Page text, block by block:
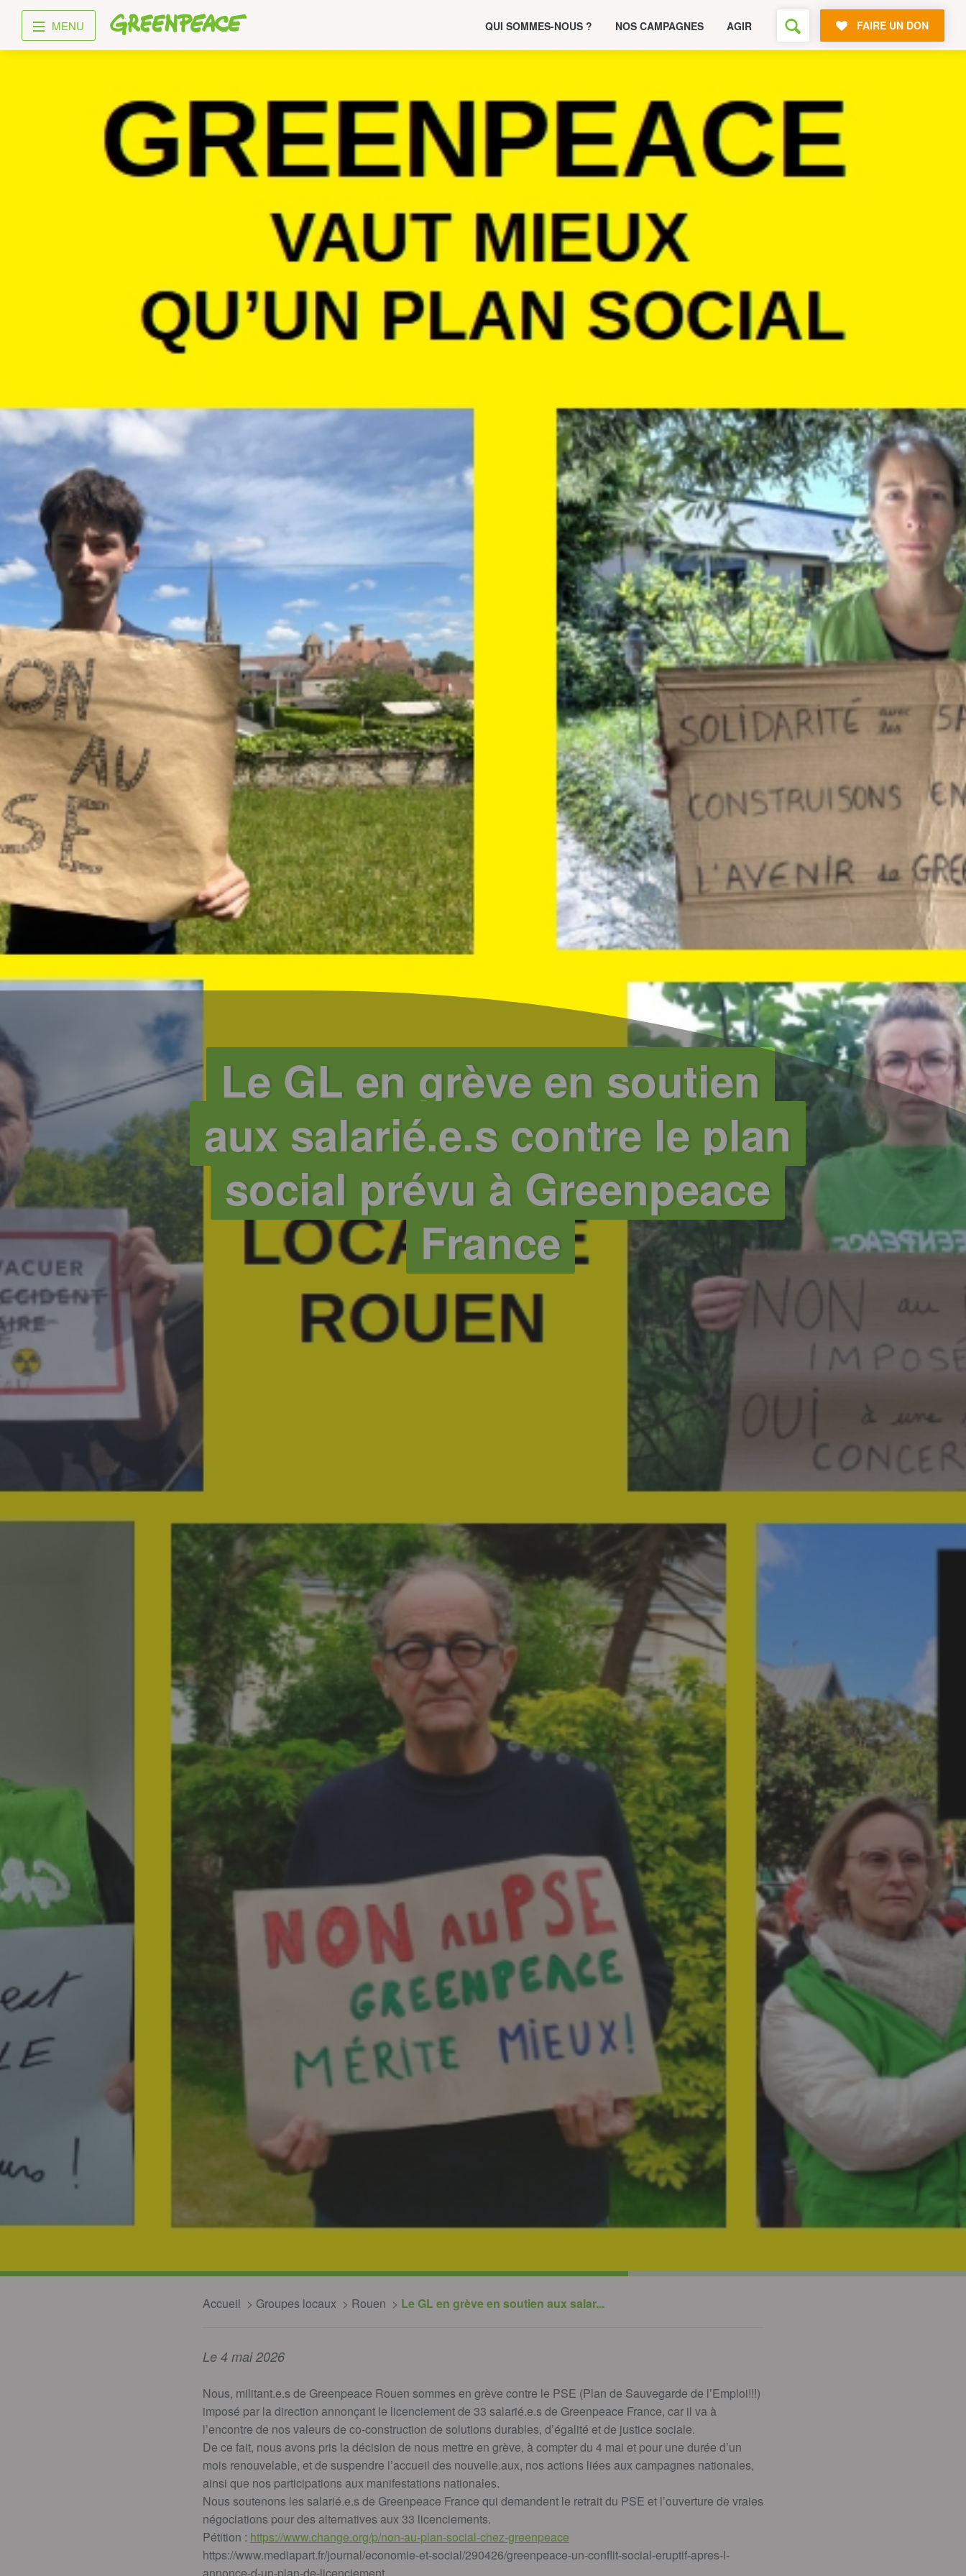
Greenpeace
MENU QUI SOMMES-NOUS ? NOS CAMPAGNES AGIR FAIRE UN DON
Le GL en grève en soutien
aux salarié.e.s contre le plan
social prévu à Greenpeace
France
Accueil Groupes locaux Rouen Le GL en grève en soutien aux salar...
Le 4 mai 2026
Nous, militant.e.s de Greenpeace Rouen sommes en grève contre le PSE (Plan de Sauvegarde de l’Emploi!!!)
imposé par la direction annonçant le licenciement de 33 salarié.e.s de Greenpeace France, car il va à
l’encontre de nos valeurs de co-construction de solutions durables, d’égalité et de justice sociale.
De ce fait, nous avons pris la décision de nous mettre en grève, à compter du 4 mai et pour une durée d’un
mois renouvelable, et de suspendre l’accueil des nouvelle.aux, nos actions liées aux campagnes nationales,
ainsi que nos participations aux manifestations nationales.
Nous soutenons les salarié.e.s de Greenpeace France qui demandent le retrait du PSE et l’ouverture de vraies
négociations pour des alternatives aux 33 licenciements.
Pétition : https://www.change.org/p/non-au-plan-social-chez-greenpeace
https://www.mediapart.fr/journal/economie-et-social/290426/greenpeace-un-conflit-social-eruptif-apres-l-
annonce-d-un-plan-de-licenciement